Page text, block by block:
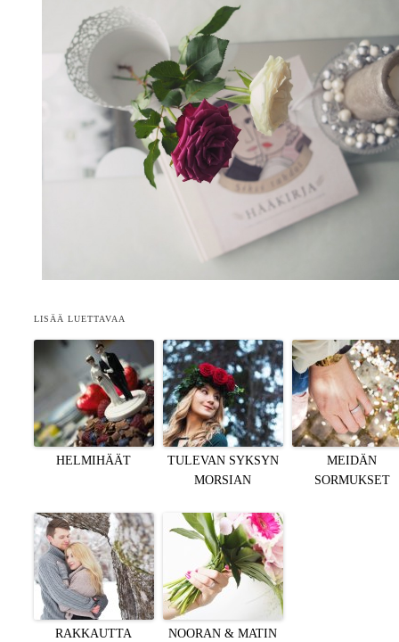
LISÄÄ LUETTAVAA
HELMIHÄÄT
TULEVAN SYKSYN
MORSIAN
MEIDÄN
SORMUKSET
RAKKAUTTA
NOORAN & MATIN